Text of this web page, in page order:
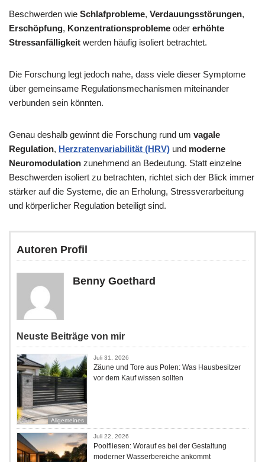
Beschwerden wie Schlafprobleme, Verdauungsstörungen,
Erschöpfung, Konzentrationsprobleme oder erhöhte
Stressanfälligkeit werden häufig isoliert betrachtet.
Die Forschung legt jedoch nahe, dass viele dieser Symptome
über gemeinsame Regulationsmechanismen miteinander
verbunden sein könnten.
Genau deshalb gewinnt die Forschung rund um vagale
Regulation, Herzratenvariabilität (HRV) und moderne
Neuromodulation zunehmend an Bedeutung. Statt einzelne
Beschwerden isoliert zu betrachten, richtet sich der Blick immer
stärker auf die Systeme, die an Erholung, Stressverarbeitung
und körperlicher Regulation beteiligt sind.
Autoren Profil
Benny Goethard
Neuste Beiträge von mir
Allgemeines
Juli 31, 2026
Zäune und Tore aus Polen: Was Hausbesitzer
vor dem Kauf wissen sollten
Juli 22, 2026
Poolfliesen: Worauf es bei der Gestaltung
moderner Wasserbereiche ankommt